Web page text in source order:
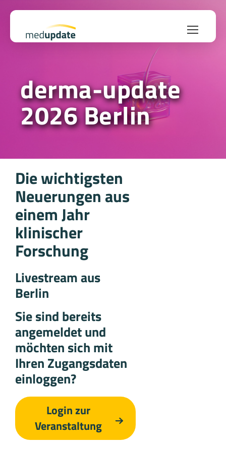
derma-update
2026 Berlin
Die wichtigsten
Neuerungen aus
einem Jahr
klinischer
Forschung
Livestream aus
Berlin
Sie sind bereits
angemeldet und
möchten sich mit
Ihren Zugangsdaten
einloggen?
Login zur
Veranstaltung